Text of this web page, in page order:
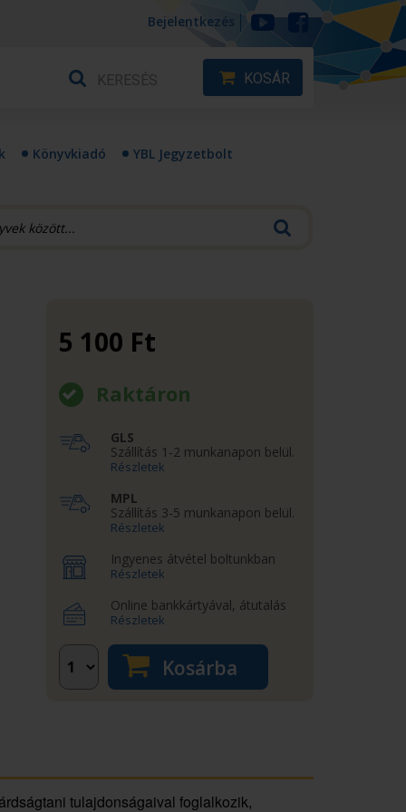
Bejelentkezés
KOSÁR
Könyvkiadó YBL Jegyzetbolt
5 100 Ft
Raktáron
GLS
Szállítás 1-2 munkanapon belül.
Részletek
MPL
Szállítás 3-5 munkanapon belül.
Részletek
Ingyenes átvétel boltunkban
Részletek
Online bankkártyával, átutalás
Részletek
Kosárba
tulajdonságaival foglalkozik,